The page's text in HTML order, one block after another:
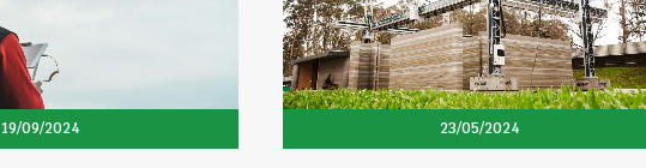
19/09/2024 23/05/2024